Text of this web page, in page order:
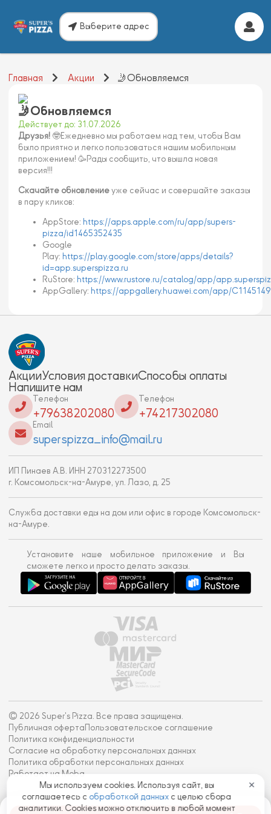
Выберите адрес
Главная Акции 🤳Обновляемся
🤳Обновляемся
Действует до: 31.07.2026
Друзья! 🤓Ежедневно мы работаем над тем, чтобы Вам
было приятно и легко пользоваться нашим мобильным
приложением! 🥳Рады сообщить, что вышла новая
версия!!!
Скачайте обновление уже сейчас и совершайте заказы
в пару кликов:
AppStore: https://apps.apple.com/ru/app/supers-
pizza/id1465352435
Google
Play: https://play.google.com/store/apps/details?
id=app.superspizza.ru
RuStore: https://www.rustore.ru/catalog/app/
AppGallery: https://appgallery.huawei.com/app/
АкцииУсловия доставкиСпособы оплаты
Напишите нам
Телефон
+79638202080
Телефон
+74217302080
Email
superspizza_info@mail.ru
ИП Пинаев А.В. ИНН 270312273500
г. Комсомольск-на-Амуре, ул. Лазо, д. 25
Служба доставки еды на дом или офис в городе Комсомольск-
на-Амуре.
Установите наше мобильное приложение и Вы
сможете легко и просто делать заказы.
© 2026 Super's Pizza. Все права защищены.
Публичная оферта Пользовательское соглашение
Политика конфиденциальности
Согласие на обработку персональных данных
Политика обработки персональных данных
Работает на Moba
Мы используем cookies. Используя сайт, вы
соглашаетесь с обработкой данных с целью сбора
аналитики. Cookies можно отключить в любой момент
✕